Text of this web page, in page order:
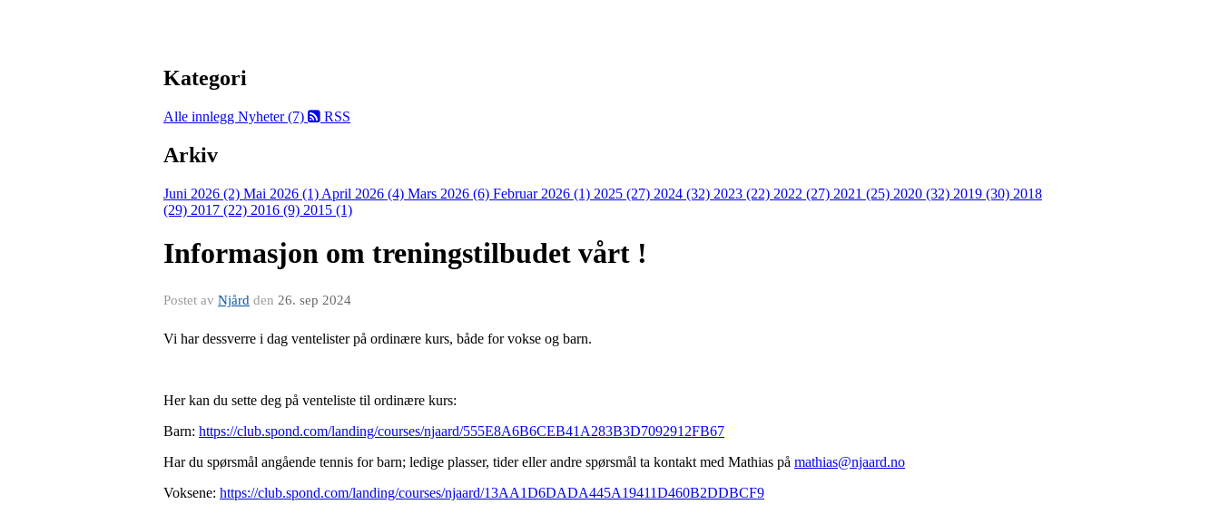
Kategori
Alle innlegg Nyheter (7) RSS
Arkiv
Juni 2026 (2) Mai 2026 (1) April 2026 (4) Mars 2026 (6) Februar 2026 (1) 2025 (27) 2024 (32) 2023 (22) 2022 (27) 2021 (25) 2020 (32) 2019 (30) 2018
(29) 2017 (22) 2016 (9) 2015 (1)
Informasjon om treningstilbudet vårt !
Postet av Njård den 26. sep 2024
Vi har dessverre i dag ventelister på ordinære kurs, både for vokse og barn.
Her kan du sette deg på venteliste til ordinære kurs:
Barn: https://club.spond.com/landing/courses/njaard/555E8A6B6CEB41A283B3D7092912FB67
Har du spørsmål angående tennis for barn; ledige plasser, tider eller andre spørsmål ta kontakt med Mathias på mathias@njaard.no
Voksene: https://club.spond.com/landing/courses/njaard/13AA1D6DADA445A19411D460B2DDBCF9